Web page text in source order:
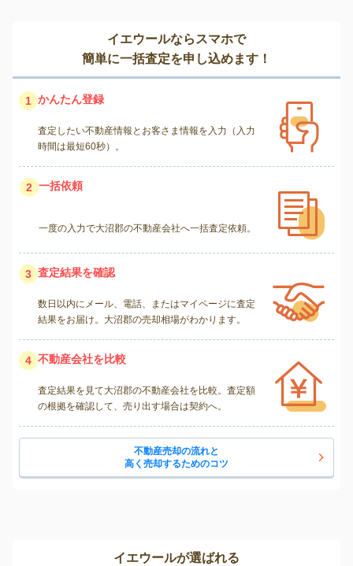
イエウールならスマホで
簡単に一括査定を申し込めます！
1 かんたん登録
査定したい不動産情報とお客さま情報を入力（入力
時間は最短60秒）。
2 一括依頼
一度の入力で大沼郡の不動産会社へ一括査定依頼。
3 査定結果を確認
数日以内にメール、電話、またはマイページに査定
結果をお届け。大沼郡の売却相場がわかります。
4 不動産会社を比較
査定結果を見て大沼郡の不動産会社を比較。査定額
の根拠を確認して、売り出す場合は契約へ。
不動産売却の流れと
高く売却するためのコツ
イエウールが選ばれる